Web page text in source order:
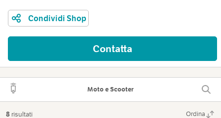
Condividi Shop
Contatta
Moto e Scooter
8 risultati Ordina